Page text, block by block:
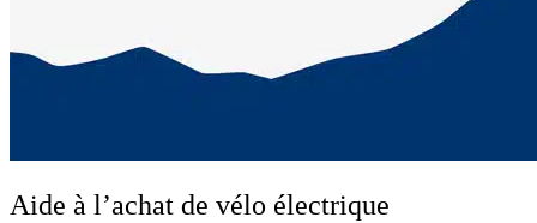
Aide à l’achat de vélo électrique